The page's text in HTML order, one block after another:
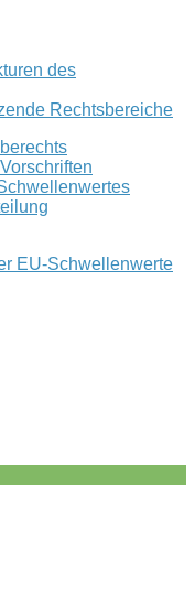
des
Rechtsbereiche
EU-Schwellenwerte